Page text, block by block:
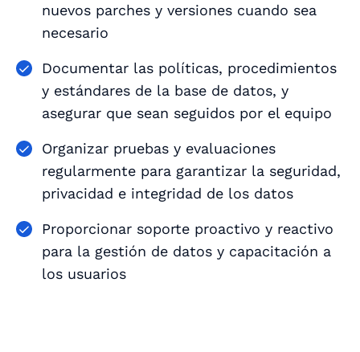
nuevos parches y versiones cuando sea
necesario
Documentar las políticas, procedimientos
y estándares de la base de datos, y
asegurar que sean seguidos por el equipo
Organizar pruebas y evaluaciones
regularmente para garantizar la seguridad,
privacidad e integridad de los datos
Proporcionar soporte proactivo y reactivo
para la gestión de datos y capacitación a
los usuarios